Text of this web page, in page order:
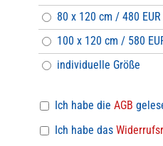
80 x 120 cm / 480 EUR
100 x 120 cm / 580
individuelle Größe
Ich habe die AGB
Ich habe das